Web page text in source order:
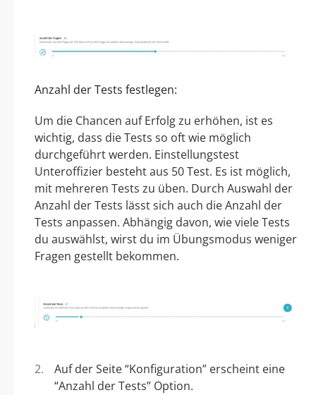
Anzahl der Tests festlegen:
Um die Chancen auf Erfolg zu erhöhen, ist es
wichtig, dass die Tests so oft wie möglich
durchgeführt werden. Einstellungstest
Unteroffizier besteht aus 50 Test. Es ist möglich,
mit mehreren Tests zu üben. Durch Auswahl der
Anzahl der Tests lässt sich auch die Anzahl der
Tests anpassen. Abhängig davon, wie viele Tests
du auswählst, wirst du im Übungsmodus weniger
Fragen gestellt bekommen.
Auf der Seite “Konfiguration” erscheint eine
“Anzahl der Tests” Option.